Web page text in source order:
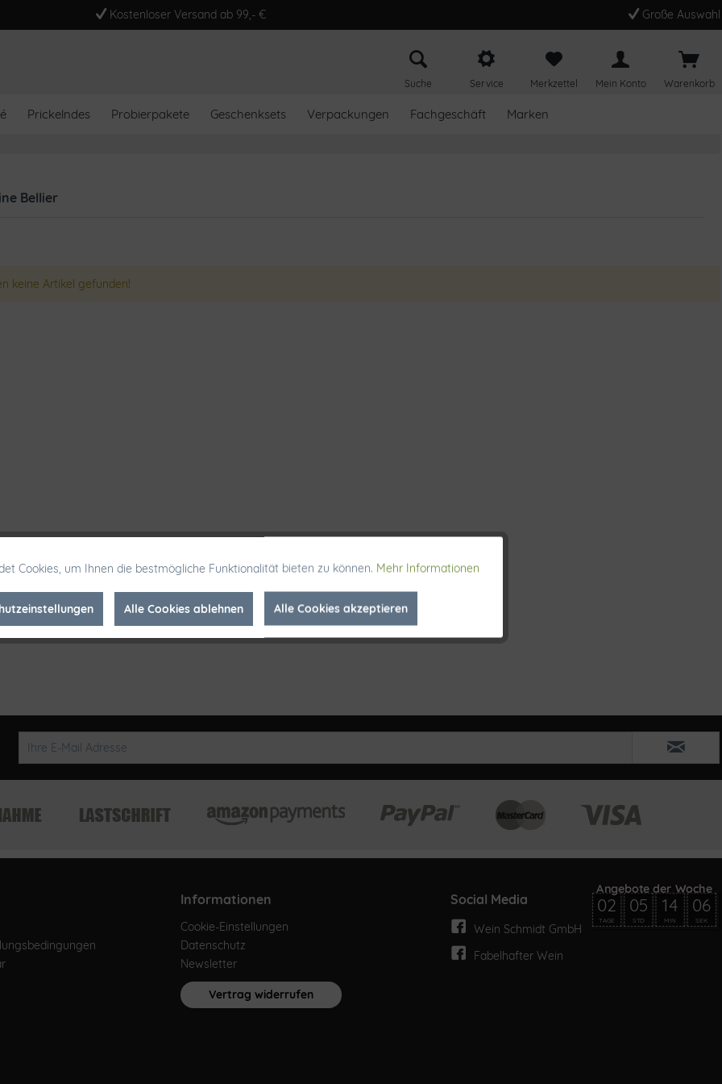
Kostenloser Versand ab 99,- € Große Auswahl
Suche Service Merkzettel Mein Konto Warenkorb
Prickelndes Probierpakete Geschenksets Verpackungen Fachgeschäft Marken
Bellier
keine Artikel gefunden!
Informationen
Cookie-Einstellungen
Datenschutz
Newsletter
Vertrag widerrufen
Social Media
Wein Schmidt GmbH
Fabelhafter Wein
Aktiv
Inaktiv
Cookies, um Ihnen die bestmögliche Funktionalität bieten zu können. Mehr Informationen
Alle Cookies ablehnen Alle Cookies akzeptieren
02
TAGE
05
STD
14
MIN
06
SEK